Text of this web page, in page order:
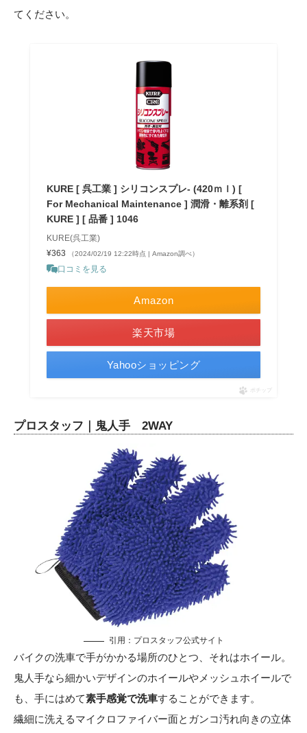
てください。
KURE [ 呉工業 ] シリコンスプレ- (420ｍｌ) [
For Mechanical Maintenance ] 潤滑・離系剤 [
KURE ] [ 品番 ] 1046
KURE(呉工業)
¥363
（2024/02/19 12:22時点 | Amazon調べ）
口コミを見る
Amazon
楽天市場
Yahooショッピング
ポチップ
プロスタッフ｜鬼人手 2WAY
引用： プロスタッフ公式サイト
バイクの洗車で手がかかる場所のひとつ、それはホイール。
鬼人手なら細かいデザインのホイールやメッシュホイールで
も、手にはめて素手感覚で洗車することができます。
繊細に洗えるマイクロファイバー面とガンコ汚れ向きの立体